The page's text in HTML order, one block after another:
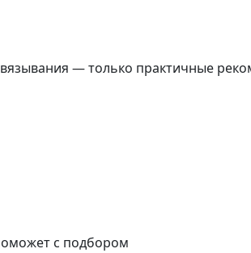
— только практичные
с подбором